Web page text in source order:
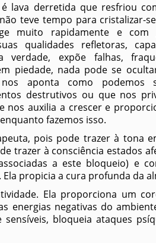
é lava derretida que resfriou
teve tempo para cristalizar-
muito rapidamente e com
qualidades refletoras,
verdade, expõe falhas,
piedade, nada pode se
aponta como podemos
destrutivos ou que nos
nos auxilia a crescer e
fazemos isso.
pois pode trazer à tona
trazer à consciência estados
a este bloqueio) e
propicia a cura profunda da
Ela proporciona um
energias negativas do
bloqueia ataques